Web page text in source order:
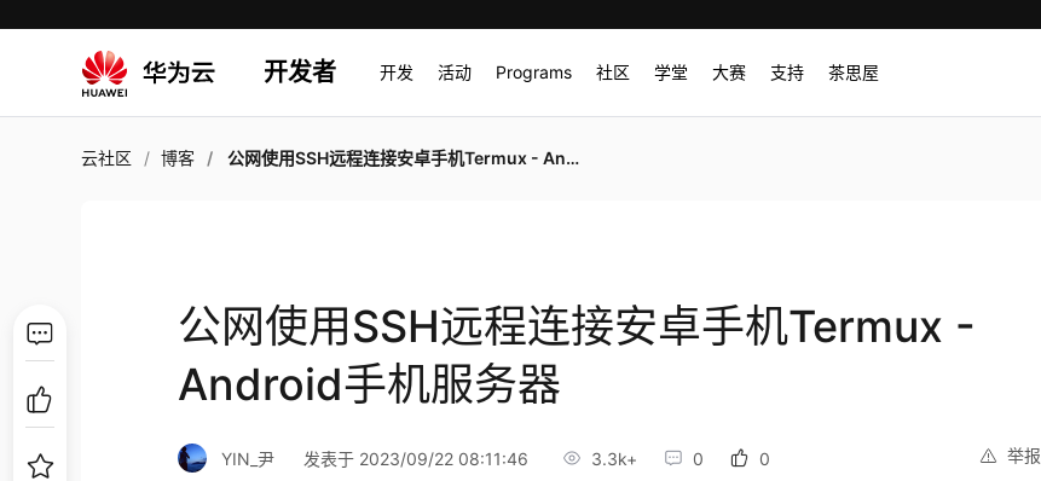
开发者 开发 活动 Programs 社区 学堂 大赛 支持 茶思屋
云社区 博客 公网使用SSH远程连接安卓手机Termux - Android手机服务器
公网使用SSH远程连接安卓手机Termux -
Android手机服务器
举报
YIN_尹 发表于 2023/09/22 08:11:46 3.3k+ 0 0